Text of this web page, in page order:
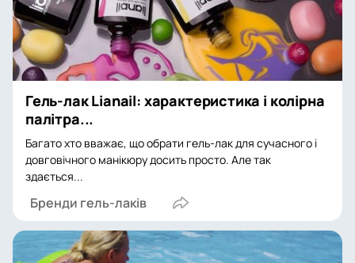
Гель-лак Lianail: характеристика і колірна
палітра...
Багато хто вважає, що обрати гель-лак для сучасного і
довговічного манікюру досить просто. Але так
здається...
Бренди гель-лаків